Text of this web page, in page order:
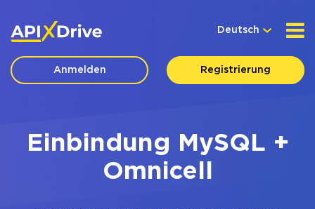
Deutsch
Anmelden Registrierung
Einbindung MySQL +
Omnicell